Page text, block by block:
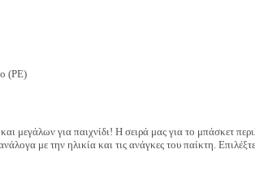
(PE)
μεγάλων για παιχνίδι! Η σειρά μας για το μπάσκετ
με την ηλικία και τις ανάγκες του παίκτη.